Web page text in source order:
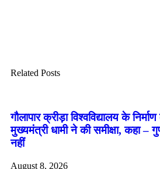
Related Posts
गौलापार क्रीड़ा विश्वविद्यालय के निर्माण
मुख्यमंत्री धामी ने की समीक्षा, कहा –
नहीं
August 8, 2026